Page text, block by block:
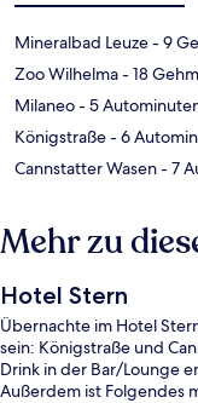
Mineralbad Leuze- 9
Zoo Wilhelma- 18
Milaneo- 5
Königstraße- 6
Cannstatter Wasen- 7
Mehr zu
Hotel Stern
Übernachte im Hotel
sein: Königstraße und
Drink in der Bar/Lounge
Außerdem ist Folgendes